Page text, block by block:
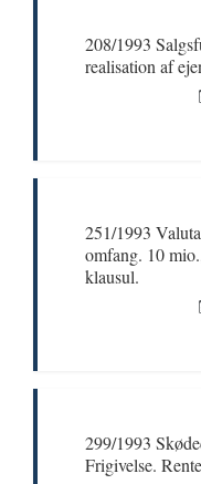
208/1993
realisation af
251/1993
omfang. 10
klausul.
299/1993
Frigivelse.